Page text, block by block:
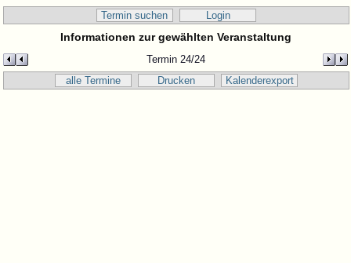
Termin suchen Login
Informationen zur gewählten Veranstaltung
Termin 24/24
alle Termine
Drucken Kalenderexport